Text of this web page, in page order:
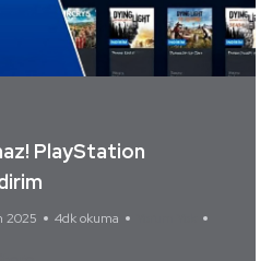
PlayStation
2025 4dk okuma